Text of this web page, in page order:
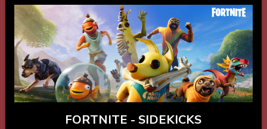
FORTNITE - SIDEKICKS